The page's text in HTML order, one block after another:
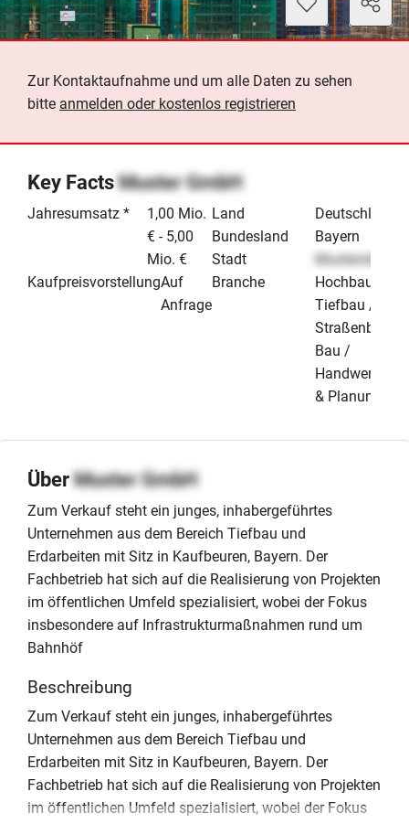
Zur Kontaktaufnahme und um alle Daten zu sehen
bitte anmelden oder kostenlos registrieren
Key FactsMuster GmbH
Jahresumsatz *
1,00 Mio.
€ - 5,00
Mio. €
KaufpreisvorstellungAuf
Anfrage
Land
Deutschland
Bundesland
Bayern
Stadt
Musterstadt
Branche
Hochbau /
Tiefbau /
Straßenbau
Bau /
Handwerk
& Planung
ÜberMuster GmbH
Zum Verkauf steht ein junges, inhabergeführtes
Unternehmen aus dem Bereich Tiefbau und
Erdarbeiten mit Sitz in Kaufbeuren, Bayern. Der
Fachbetrieb hat sich auf die Realisierung von Projekten
im öffentlichen Umfeld spezialisiert, wobei der Fokus
insbesondere auf Infrastrukturmaßnahmen rund um
Bahnhöf
Beschreibung
Zum Verkauf steht ein junges, inhabergeführtes
Unternehmen aus dem Bereich Tiefbau und
Erdarbeiten mit Sitz in Kaufbeuren, Bayern. Der
Fachbetrieb hat sich auf die Realisierung von Projekten
im öffentlichen Umfeld spezialisiert, wobei der Fokus